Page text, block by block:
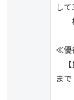
し
株
≪優
【
まで